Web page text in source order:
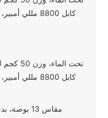
شاشة IPS ICD مقاس 13 بوصة، بدقة 1280*720